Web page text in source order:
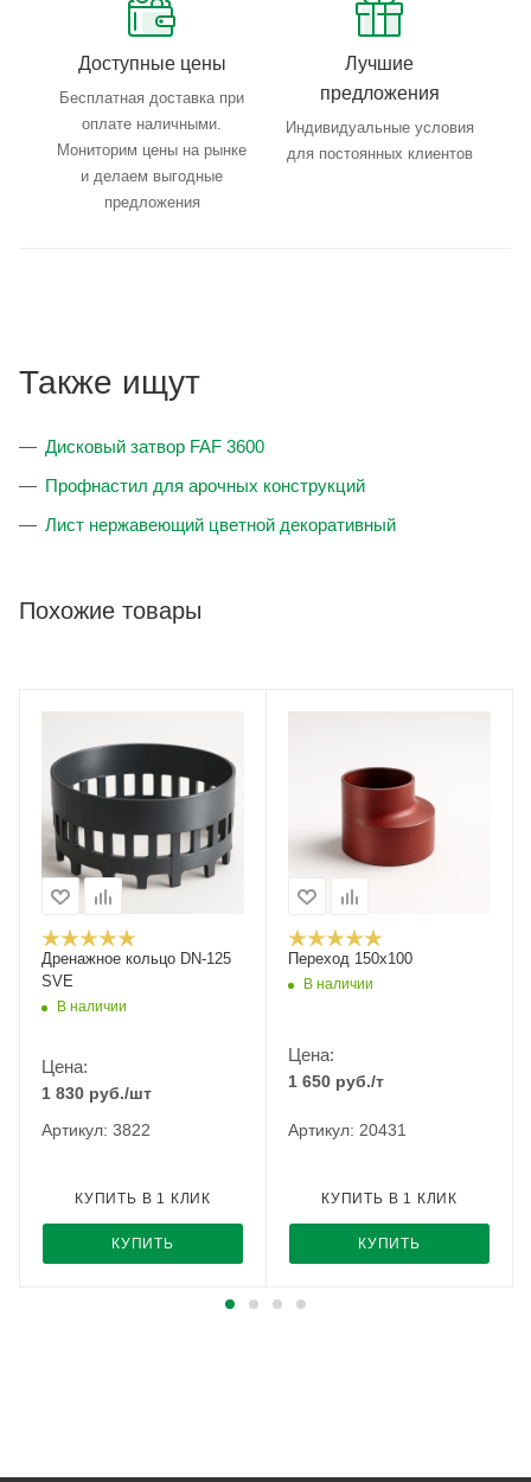
Доступные цены
Бесплатная доставка при
оплате наличными.
Мониторим цены на рынке
и делаем выгодные
предложения
Лучшие
предложения
Индивидуальные условия
для постоянных клиентов
Также ищут
Дисковый затвор FAF 3600
Профнастил для арочных конструкций
Лист нержавеющий цветной декоративный
Похожие товары
Дренажное кольцо DN-125
SVE
В наличии
Цена:
1 830 руб./шт
Артикул: 3822
КУПИТЬ
КУПИТЬ В 1 КЛИК
Переход 150х100
В наличии
Цена:
1 650 руб./т
Артикул: 20431
КУПИТЬ
КУПИТЬ В 1 КЛИК